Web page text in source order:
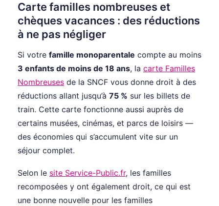
Carte familles nombreuses et
chèques vacances : des réductions
à ne pas négliger
Si votre famille monoparentale compte au moins
3 enfants de moins de 18 ans, la carte Familles
Nombreuses de la SNCF vous donne droit à des
réductions allant jusqu’à 75 % sur les billets de
train. Cette carte fonctionne aussi auprès de
certains musées, cinémas, et parcs de loisirs —
des économies qui s’accumulent vite sur un
séjour complet.
Selon le site Service-Public.fr, les familles
recomposées y ont également droit, ce qui est
une bonne nouvelle pour les familles